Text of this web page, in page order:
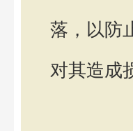
落，以防
对其造成